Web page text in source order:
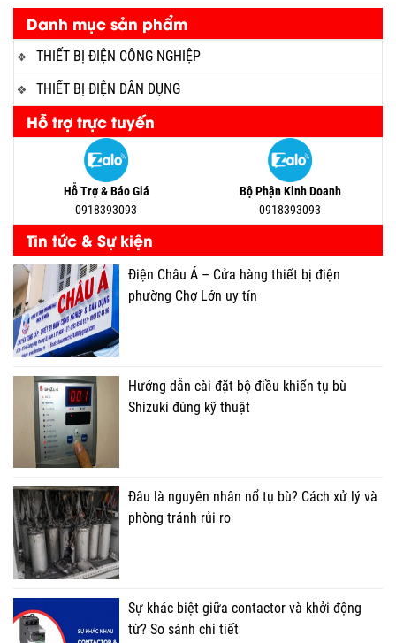
Danh mục sản phẩm
THIẾT BỊ ĐIỆN CÔNG NGHIỆP
THIẾT BỊ ĐIỆN DÂN DỤNG
Hỗ trợ trực tuyến
Hỗ Trợ & Báo Giá
0918393093
Bộ Phận Kinh Doanh
0918393093
Tin tức & Sự kiện
Điện Châu Á – Cửa hàng thiết bị điện
phường Chợ Lớn uy tín
Hướng dẫn cài đặt bộ điều khiển tụ bù
Shizuki đúng kỹ thuật
Đâu là nguyên nhân nổ tụ bù? Cách xử lý và
phòng tránh rủi ro
Sự khác biệt giữa contactor và khởi động
từ? So sánh chi tiết